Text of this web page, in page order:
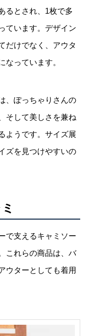
るとされ、1枚で多
ています。デザイン
だけでなく、アウタ
なっています。
、ぽっちゃりさんの
そして美しさを兼ね
ようです。サイズ展
ズを見つけやすいの
で支えるキャミソー
これらの商品は、バ
ウターとしても着用